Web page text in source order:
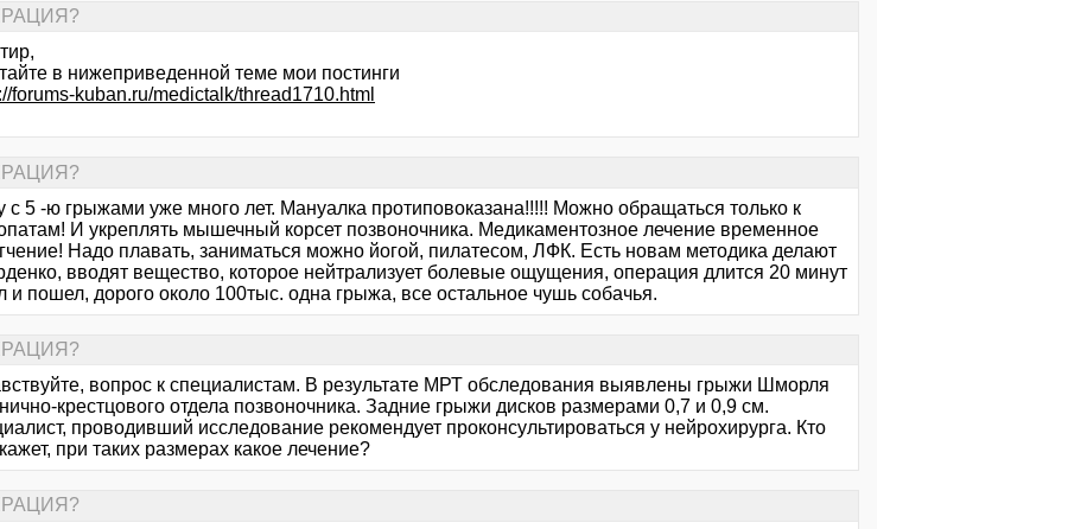
в нижеприведенной теме мои постинги
forums-kuban.ru/medictalk/thread1710.html
с 5 -ю грыжами уже много лет. Мануалка протиповоказана!!!!! Можно обращаться только к
И укреплять мышечный корсет позвоночника. Медикаментозное лечение временное
Надо плавать, заниматься можно йогой, пилатесом, ЛФК. Есть новам методика делают
вводят вещество, которое нейтрализует болевые ощущения, операция длится 20 минут
и пошел, дорого около 100тыс. одна грыжа, все остальное чушь собачья.
вопрос к специалистам. В результате МРТ обследования выявлены грыжи Шморля
крестцового отдела позвоночника. Задние грыжи дисков размерами 0,7 и 0,9 см.
проводивший исследование рекомендует проконсультироваться у нейрохирурга. Кто
при таких размерах какое лечение?